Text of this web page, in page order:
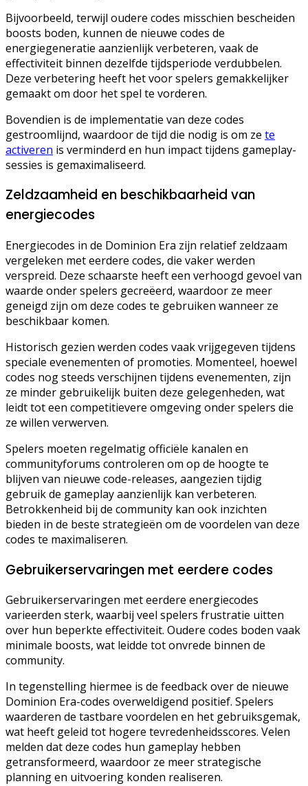
Bijvoorbeeld, terwijl oudere codes misschien bescheiden
boosts boden, kunnen de nieuwe codes de
energiegeneratie aanzienlijk verbeteren, vaak de
effectiviteit binnen dezelfde tijdsperiode verdubbelen.
Deze verbetering heeft het voor spelers gemakkelijker
gemaakt om door het spel te vorderen.
Bovendien is de implementatie van deze codes
gestroomlijnd, waardoor de tijd die nodig is om ze te
activeren is verminderd en hun impact tijdens gameplay-
sessies is gemaximaliseerd.
Zeldzaamheid en beschikbaarheid van
energiecodes
Energiecodes in de Dominion Era zijn relatief zeldzaam
vergeleken met eerdere codes, die vaker werden
verspreid. Deze schaarste heeft een verhoogd gevoel van
waarde onder spelers gecreëerd, waardoor ze meer
geneigd zijn om deze codes te gebruiken wanneer ze
beschikbaar komen.
Historisch gezien werden codes vaak vrijgegeven tijdens
speciale evenementen of promoties. Momenteel, hoewel
codes nog steeds verschijnen tijdens evenementen, zijn
ze minder gebruikelijk buiten deze gelegenheden, wat
leidt tot een competitievere omgeving onder spelers die
ze willen verwerven.
Spelers moeten regelmatig officiële kanalen en
communityforums controleren om op de hoogte te
blijven van nieuwe code-releases, aangezien tijdig
gebruik de gameplay aanzienlijk kan verbeteren.
Betrokkenheid bij de community kan ook inzichten
bieden in de beste strategieën om de voordelen van deze
codes te maximaliseren.
Gebruikerservaringen met eerdere codes
Gebruikerservaringen met eerdere energiecodes
varieerden sterk, waarbij veel spelers frustratie uitten
over hun beperkte effectiviteit. Oudere codes boden vaak
minimale boosts, wat leidde tot onvrede binnen de
community.
In tegenstelling hiermee is de feedback over de nieuwe
Dominion Era-codes overweldigend positief. Spelers
waarderen de tastbare voordelen en het gebruiksgemak,
wat heeft geleid tot hogere tevredenheidsscores. Velen
melden dat deze codes hun gameplay hebben
getransformeerd, waardoor ze meer strategische
planning en uitvoering konden realiseren.